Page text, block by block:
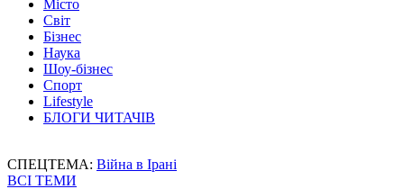
Місто
Світ
Бізнес
Наука
Шоу-бізнес
Спорт
Lifestyle
БЛОГИ ЧИТАЧІВ
СПЕЦТЕМА: Війна в Ірані
ВСІ ТЕМИ